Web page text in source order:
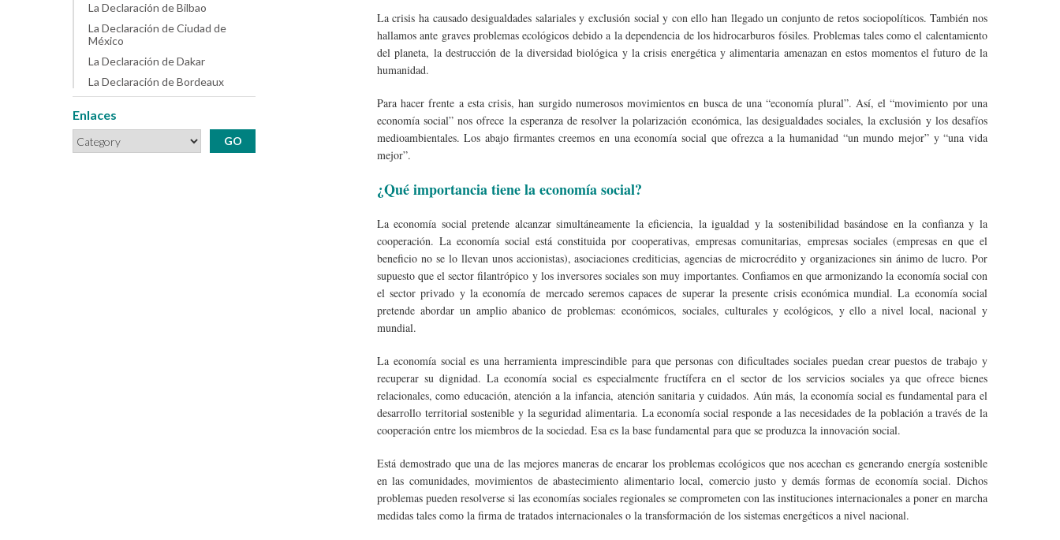
La Declaración de Bilbao
La Declaración de Ciudad de
México
La Declaración de Dakar
La Declaración de Bordeaux
Enlaces
La crisis ha causado desigualdades salariales y exclusión social y con ello han llegado un conjunto de retos sociopolíticos. También nos
hallamos ante graves problemas ecológicos debido a la dependencia de los hidrocarburos fósiles. Problemas tales como el calentamiento
del planeta, la destrucción de la diversidad biológica y la crisis energética y alimentaria amenazan en estos momentos el futuro de la
humanidad.
Para hacer frente a esta crisis, han surgido numerosos movimientos en busca de una “economía plural”. Así, el “movimiento por una
economía social” nos ofrece la esperanza de resolver la polarización económica, las desigualdades sociales, la exclusión y los desafíos
medioambientales. Los abajo firmantes creemos en una economía social que ofrezca a la humanidad “un mundo mejor” y “una vida
mejor”.
¿Qué importancia tiene la economía social?
La economía social pretende alcanzar simultáneamente la eficiencia, la igualdad y la sostenibilidad basándose en la confianza y la
cooperación. La economía social está constituida por cooperativas, empresas comunitarias, empresas sociales (empresas en que el
beneficio no se lo llevan unos accionistas), asociaciones crediticias, agencias de microcrédito y organizaciones sin ánimo de lucro. Por
supuesto que el sector filantrópico y los inversores sociales son muy importantes. Confiamos en que armonizando la economía social con
el sector privado y la economía de mercado seremos capaces de superar la presente crisis económica mundial. La economía social
pretende abordar un amplio abanico de problemas: económicos, sociales, culturales y ecológicos, y ello a nivel local, nacional y
mundial.
La economía social es una herramienta imprescindible para que personas con dificultades sociales puedan crear puestos de trabajo y
recuperar su dignidad. La economía social es especialmente fructífera en el sector de los servicios sociales ya que ofrece bienes
relacionales, como educación, atención a la infancia, atención sanitaria y cuidados. Aún más, la economía social es fundamental para el
desarrollo territorial sostenible y la seguridad alimentaria. La economía social responde a las necesidades de la población a través de la
cooperación entre los miembros de la sociedad. Esa es la base fundamental para que se produzca la innovación social.
Está demostrado que una de las mejores maneras de encarar los problemas ecológicos que nos acechan es generando energía sostenible
en las comunidades, movimientos de abastecimiento alimentario local, comercio justo y demás formas de economía social. Dichos
problemas pueden resolverse si las economías sociales regionales se comprometen con las instituciones internacionales a poner en marcha
medidas tales como la firma de tratados internacionales o la transformación de los sistemas energéticos a nivel nacional.